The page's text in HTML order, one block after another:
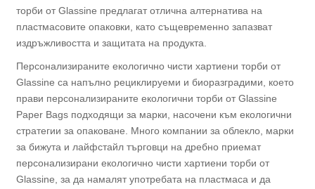
торби от Glassine предлагат отлична алтернатива на
пластмасовите опаковки, като същевременно запазват
издръжливостта и защитата на продукта.
Персонализираните екологично чисти хартиени торби от
Glassine са напълно рециклируеми и биоразградими, което
прави персонализираните екологични торби от Glassine
Paper Bags подходящи за марки, насочени към екологични
стратегии за опаковане. Много компании за облекло, марки
за бижута и лайфстайл търговци на дребно приемат
персонализирани екологично чисти хартиени торби от
Glassine, за да намалят употребата на пластмаса и да